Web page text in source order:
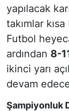
yapılacak
takımlar
Futbol
ardından 8-
ikinci yarı
devam
Şampiyonluk